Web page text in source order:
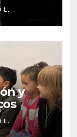
L.
y
L.